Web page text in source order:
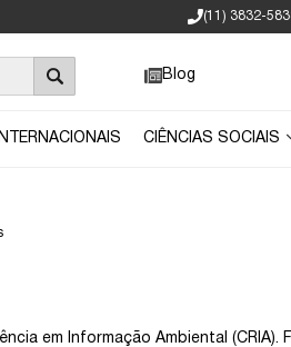
(11) 3832-
Blog
CIÊNCIAS SOCIAIS
em Informação Ambiental (CRIA).